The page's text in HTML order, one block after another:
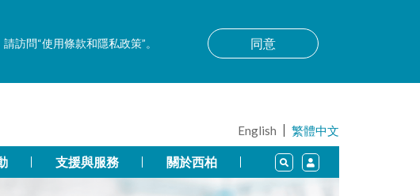
訪問“使用條款和隱私政策”。 同意
English 繁體中文
支援與服務 關於西柏